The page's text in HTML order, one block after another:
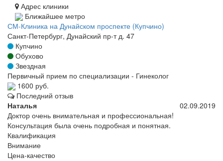
Адрес клиники
Ближайшее метро
СМ-Клиника на Дунайском проспекте (Купчино)
Санкт-Петербург, Дунайский пр-т д. 47
Купчино
Обухово
Звездная
Первичный прием по специализации - Гинеколог
1600 руб.
Последний отзыв
Наталья
02.09.2019
Доктор очень внимательная и профессиональная!
Консультация была очень подробная и понятная.
Квалификация
Внимание
Цена-качество